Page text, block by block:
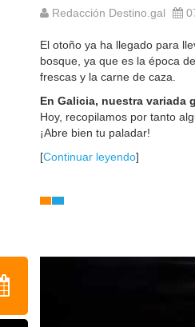
Redacción Destino.gal
El otoño ya ha llegado para
bosque, ya que es la época
frescas y la carne de caza.
En Galicia, nuestra variada
Hoy, recopilamos por tanto
¡Abre bien tu paladar!
[Continuar leyendo]